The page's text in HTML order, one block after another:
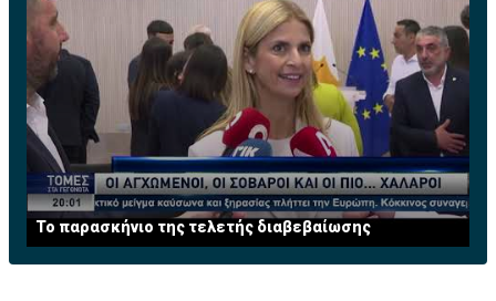
Το παρασκήνιο της τελετής διαβεβαίωσης